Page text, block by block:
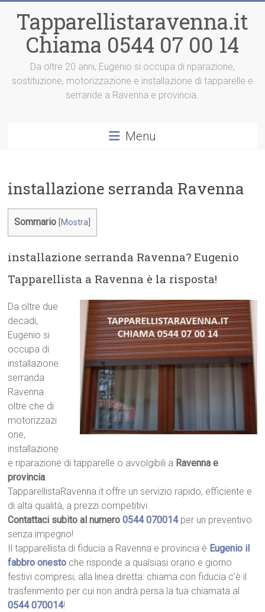
contenuto
Tapparellistaravenna.it
Chiama 0544 07 00 14
Da oltre 20 anni, Eugenio si occupa di riparazione,
sostituzione, motorizzazione e installazione di tapparelle e
serrande a Ravenna e provincia.
Menu
installazione serranda Ravenna
Sommario Mostra
installazione serranda Ravenna? Eugenio
Tapparellista a Ravenna è la risposta!
Da oltre due
decadi,
Eugenio si
occupa di
installazione
serranda
Ravenna
oltre che di
motorizzazi
one,
installazione
e riparazione di tapparelle o avvolgibili a Ravenna e
provincia.
TapparellistaRavenna.it offre un servizio rapido, efficiente e
di alta qualità, a prezzi competitivi.
Contattaci subito al numero0544 070014per un preventivo
senza impegno!
Il tapparellista di fiducia a Ravenna e provincia è Eugenio il
fabbro onesto che risponde a qualsiasi orario e giorno
festivi compresi, alla linea diretta: chiama con fiducia c’è il
trasferimento per cui non andrà persa la tua chiamata al
0544 070014!